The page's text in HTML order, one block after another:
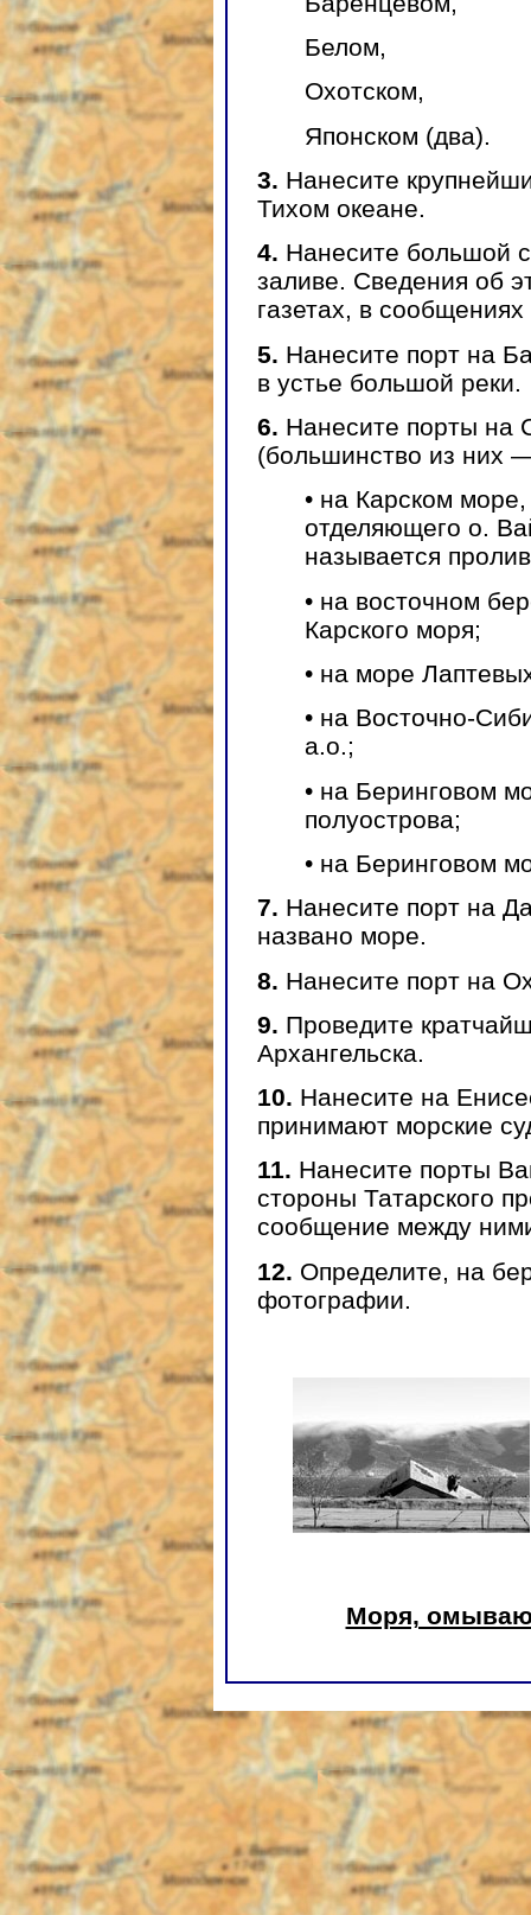
Белом,
Охотском,
Японском (два).
3. Нанесите
Тихом океане.
4. Нанесите большой
заливе. Сведения об
газетах, в
5. Нанесите порт на
в устье большой реки.
6. Нанесите порты на
(большинство из них
• на Карском
отделяющего о.
называется
• на восточном
Карского моря;
• на море
• на Восточно-
а.о.;
• на Беринговом
полуострова;
• на Беринговом
7. Нанесите порт на
названо море.
8. Нанесите порт на
9. Проведите
Архангельска.
10. Нанесите на
принимают морские
11. Нанесите порты
стороны Татарского
сообщение между
12. Определите, на
фотографии.
Моря,